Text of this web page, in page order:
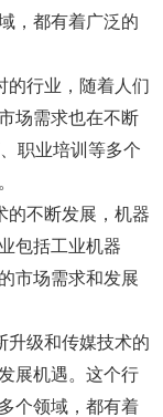
，都有着广泛的
的行业，随着人们
场需求也在不断
职业培训等多个
的不断发展，机器
包括工业机器
市场需求和发展
升级和传媒技术的
展机遇。这个行
个领域，都有着